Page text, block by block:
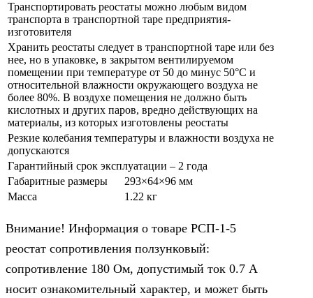
Транспортировать реостаты можно любым видом
транспорта в транспортной таре предприятия-
изготовителя
Хранить реостаты следует в транспортной таре или без
нее, но в упаковке, в закрытом вентилируемом
помещении при температуре от 50 до минус 50°С и
относительной влажности окружающего воздуха не
более 80%. В воздухе помещения не должно быть
кислотных и других паров, вредно действующих на
материалы, из которых изготовлены реостаты
Резкие колебания температуры и влажности воздуха не
допускаются
Гарантийный срок эксплуатации – 2 года
Габаритные размеры
293×64×96 мм
Масса
1.22 кг
Внимание! Информация о товаре РСП-1-5
реостат сопротивления ползунковый:
сопротивление 180 Ом, допустимый ток 0.7 А
носит ознакомительный характер, и может быть